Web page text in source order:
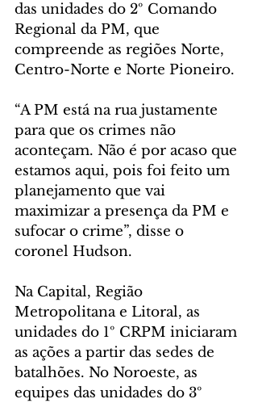
das unidades do 2º Comando
Regional da PM, que
compreende as regiões Norte,
Centro-Norte e Norte Pioneiro.
“A PM está na rua justamente
para que os crimes não
aconteçam. Não é por acaso que
estamos aqui, pois foi feito um
planejamento que vai
maximizar a presença da PM e
sufocar o crime”, disse o
coronel Hudson.
Na Capital, Região
Metropolitana e Litoral, as
unidades do 1º CRPM iniciaram
as ações a partir das sedes de
batalhões. No Noroeste, as
equipes das unidades do 3º